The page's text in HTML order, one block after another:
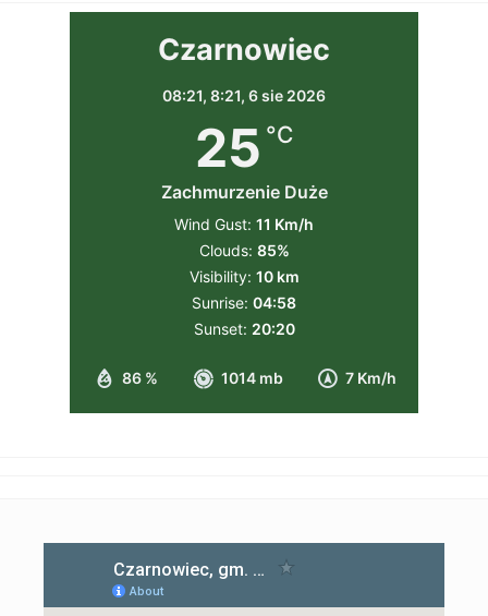
Czarnowiec
08:21, 8:21, 6 sie 2026
25 °C
Zachmurzenie Duże
86 % 1014 mb 7 Km/h
Wind Gust: 11 Km/h
Clouds: 85%
Visibility: 10 km
Sunrise: 04:58
Sunset: 20:20